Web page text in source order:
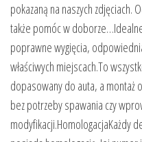
pokazaną na naszych zdjęciach.
także pomóc w
poprawne wygięcia,
właściwych miejscach.To
dopasowany do auta, a montaż
bez potrzeby spawania czy
modyfikacji.HomologacjaKażdy